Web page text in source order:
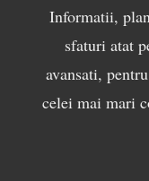
Informatii,
sfaturi atat
avansati,
celei mai mari